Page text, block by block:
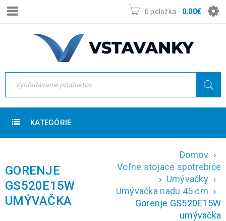
0 položka - 0.00€
KATEGÓRIE
GORENJE
GS520E15W
UMÝVAČKA
Domov ›
Voľne stojace spotrebiče
› Umývačky ›
Umývačka riadu 45 cm ›
Gorenje GS520E15W
umývačka